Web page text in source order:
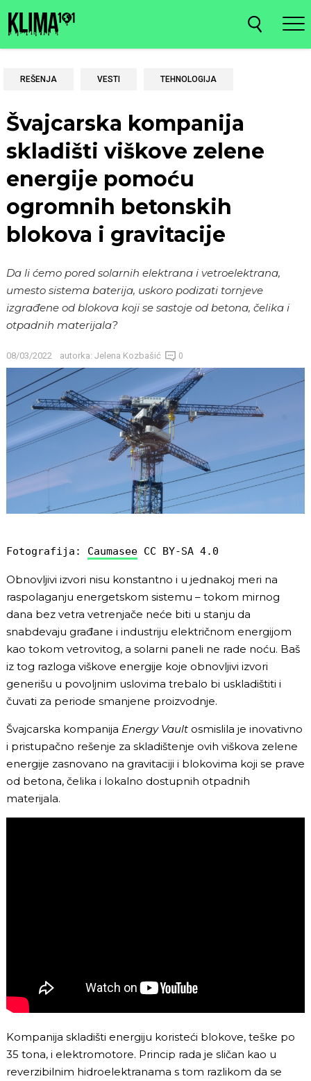
REŠENJA VESTI TEHNOLOGIJA
Švajcarska kompanija
skladišti viškove zelene
energije pomoću
ogromnih betonskih
blokova i gravitacije
Da li ćemo pored solarnih elektrana i vetroelektrana,
umesto sistema baterija, uskoro podizati tornjeve
izgrađene od blokova koji se sastoje od betona, čelika i
otpadnih materijala?
08/03/2022 autorka: Jelena Kozbašić 0
Fotografija: Caumasee CC BY-SA 4.0
Obnovljivi izvori nisu konstantno i u jednakoj meri na
raspolaganju energetskom sistemu – tokom mirnog
dana bez vetra vetrenjače neće biti u stanju da
snabdevaju građane i industriju električnom energijom
kao tokom vetrovitog, a solarni paneli ne rade noću. Baš
iz tog razloga viškove energije koje obnovljivi izvori
generišu u povoljnim uslovima trebalo bi uskladištiti i
čuvati za periode smanjene proizvodnje.
Švajcarska kompanija Energy Vault osmislila je inovativno
i pristupačno rešenje za skladištenje ovih viškova zelene
energije zasnovano na gravitaciji i blokovima koji se prave
od betona, čelika i lokalno dostupnih otpadnih
materijala.
Kompanija skladišti energiju koristeći blokove, teške po
35 tona, i elektromotore. Princip rada je sličan kao u
reverzibilnim hidroelektranama s tom razlikom da se